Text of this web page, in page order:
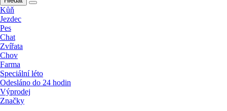
Kůň
Jezdec
Pes
Chat
Zvířata
Chov
Farma
Speciální léto
Odesláno do 24 hodin
Výprodej
Značky